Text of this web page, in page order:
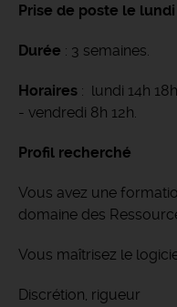
Prise de poste le lundi
Durée : 3 semaines.
Horaires : lundi 14h
- vendredi 8h 12h.
Profil recherché
Vous avez une
domaine des
Vous maîtrisez le
Discrétion, rigueur